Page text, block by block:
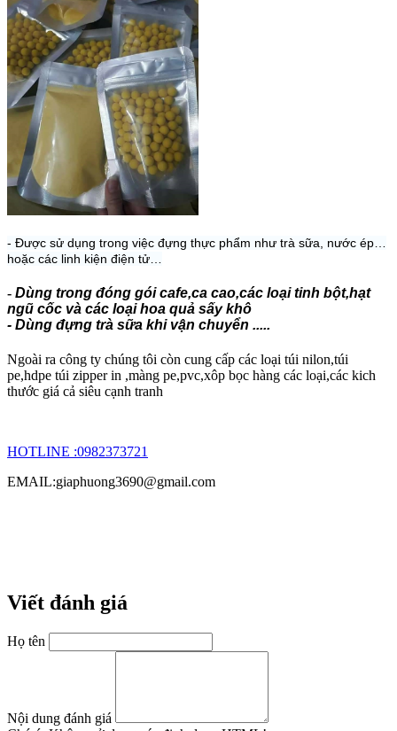
- Được sử dụng trong việc đựng thực phẩm như trà sữa, nước ép…
hoặc các linh kiện điện tử…
- Dùng trong đóng gói cafe,ca cao,các loại tinh bột,hạt
ngũ cốc và các loại hoa quả sấy khô
- Dùng đựng trà sữa khi vận chuyển .....
Ngoài ra công ty chúng tôi còn cung cấp các loại túi nilon,túi
pe,hdpe túi zipper in ,màng pe,pvc,xôp bọc hàng các loại,các kich
thước giá cả siêu cạnh tranh
HOTLINE :0982373721
EMAIL:giaphuong3690@gmail.com
Viết đánh giá
Họ tên
Nội dung đánh giá